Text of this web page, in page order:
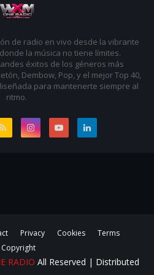
dead
Mena - Quiero Decirte
Ascence - SURVIVOR
- Beautiful People
de radio en vivo desde la vibrante
la música no tiene límites.
éxitos de los géneros más
Dembow, Pop, y el mejor Top 40,
para mantenerte siempre al
ritmo.
Privacy Cookies
Terms
Copyright
RADIO All Reserved | Distributed